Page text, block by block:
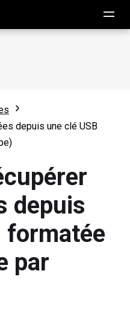
depuis une clé USB
depuis
formatée
par